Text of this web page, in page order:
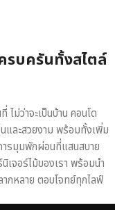
รบครันทั้งสไตล์
ม่ว่าจะเป็นบ้าน คอนโด
และสวยงาม พร้อมทั้งเพิ่ม
ารมุมพักผ่อนที่แสนสบาย
เจอร์ไม้ของเรา พร้อมนำ
กหลาย ตอบโจทย์ทุกไลฟ์